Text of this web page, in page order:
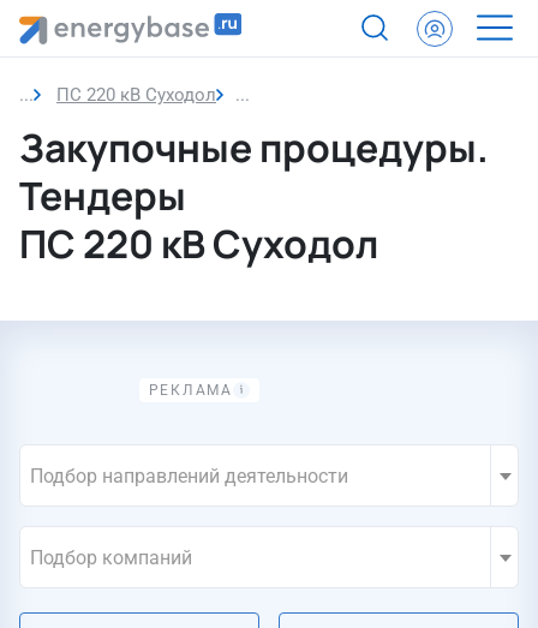
ПС 220 кВ Суходол Закупочные процедуры. Тендеры
Закупочные процедуры.
Тендеры
ПС 220 кВ Суходол
Подбор направлений деятельности
Подбор компаний